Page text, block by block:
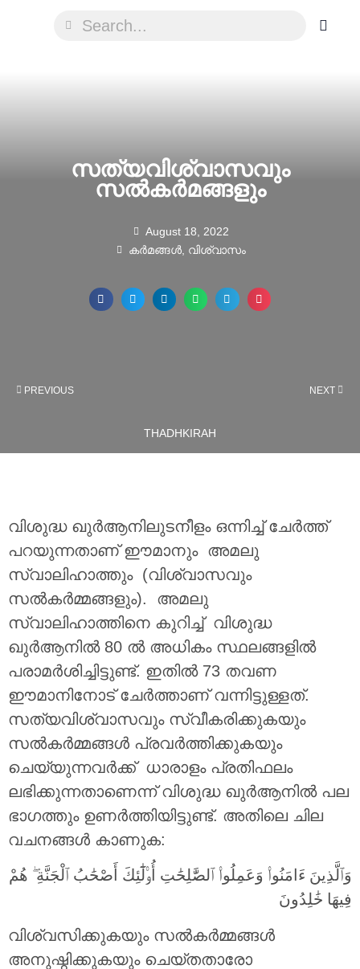
സത്യവിശ്വാസവും
സൽകർമങ്ങളും
August 18, 2022
കർമങ്ങൾ, വിശ്വാസം
PREVIOUS NEXT
THADHKIRAH
വിശുദ്ധ ഖുർആനിലുടനീളം ഒന്നിച്ച് ചേർത്ത്
പറയുന്നതാണ് ഈമാനും അമലു
സ്വാലിഹാത്തും (വിശ്വാസവും
സൽകർമ്മങ്ങളും). അമലു
സ്വാലിഹാത്തിനെ കുറിച്ച് വിശുദ്ധ
ഖുർആനിൽ 80 ൽ അധികം സ്ഥലങ്ങളിൽ
പരാമർശിച്ചിട്ടുണ്ട്. ഇതിൽ 73 തവണ
ഈമാനിനോട് ചേർത്താണ് വന്നിട്ടുള്ളത്.
സത്യവിശ്വാസവും സ്വീകരിക്കുകയും
സൽകർമ്മങ്ങൾ പ്രവർത്തിക്കുകയും
ചെയ്യുന്നവർക്ക് ധാരാളം പ്രതിഫലം
ലഭിക്കുന്നതാണെന്ന് വിശുദ്ധ ഖുർആനിൽ പല
ഭാഗത്തും ഉണർത്തിയിട്ടുണ്ട്. അതിലെ ചില
വചനങ്ങൾ കാണുക:
وَٱلَّذِينَ ءَامَنُوا۟ وَعَمِلُوا۟ ٱلصَّٰلِحَٰتِ أُو۟لَٰٓئِكَ أَصْحَٰبُ ٱلْجَنَّةِ ۖ هُمْ
فِيهَا خَٰلِدُونَ ‎
വിശ്വസിക്കുകയും സല്‍കര്‍മ്മങ്ങള്‍
അനുഷ്ഠിക്കുകയും ചെയ്തതാരോ